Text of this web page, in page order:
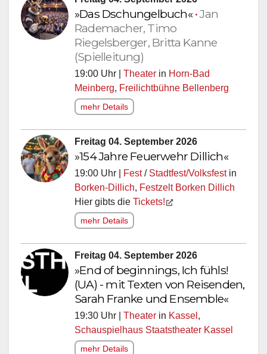
»Das Dschungelbuch«•Jan
Rademacher, Timo
Riegelsberger, Britta Kanne
(Spielleitung)
19:00 Uhr | Theater in Horn-Bad
Meinberg, Freilichtbühne Bellenberg
mehr Details
Freitag 04. September 2026
»154 Jahre Feuerwehr Dillich«
19:00 Uhr | Fest/ Stadtfest/Volksfestin
Borken-Dillich, Festzelt Borken Dillich
Hier gibts die Tickets!
mehr Details
Freitag 04. September 2026
»End of beginnings, Ich fühls!
(UA) - mit Texten von Reisenden,
Sarah Franke und Ensemble«
19:30 Uhr | Theater in Kassel ,
Schauspielhaus Staatstheater Kassel
mehr Details